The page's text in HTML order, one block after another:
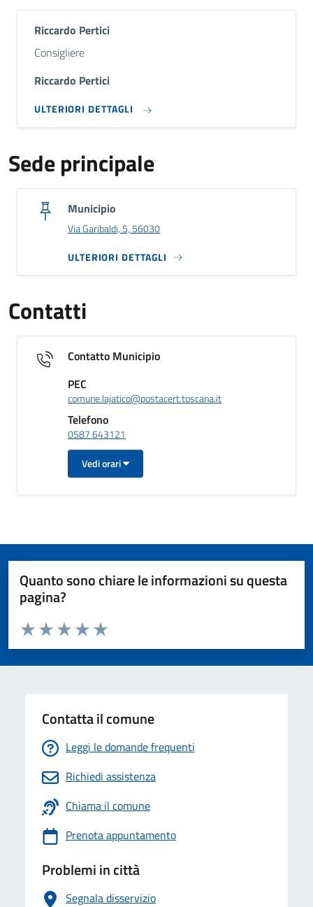
Riccardo Pertici
Descrizione breve
Consigliere
Riccardo Pertici
ULTERIORI DETTAGLI
Sede principale
Municipio
Via Garibaldi, 5, 56030
ULTERIORI DETTAGLI
Contatti
Contatto Municipio
PEC
comune.lajatico@postacert.toscana.it
Telefono
0587 643121
Vedi orari
Quanto sono chiare le informazioni su questa
pagina?
Valuta da 1 a 5 stelle la pagina
Valuta 5 stelle su 5
Valuta 4 stelle su 5
Valuta 3 stelle su 5
Valuta 2 stelle su 5
Valuta 1 stelle su 5
Contatta il comune
Leggi le domande frequenti
Richiedi assistenza
Chiama il comune
Prenota appuntamento
Problemi in città
Segnala disservizio